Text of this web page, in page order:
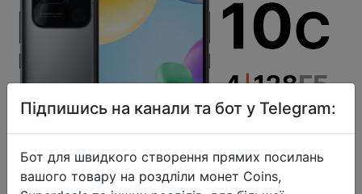
Підпишись на канали та бот у Telegram:
Бот для швидкого створення прямих посилань
вашого товару на роздліли монет Coins,